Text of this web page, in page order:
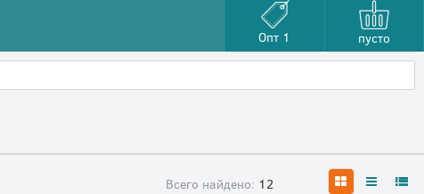
Опт 1 пусто
Всего найдено: 12